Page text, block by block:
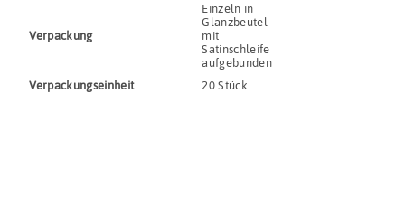
Verpackung
Einzeln in
Glanzbeutel
mit
Satinschleife
aufgebunden
Verpackungs­einheit
20 Stück